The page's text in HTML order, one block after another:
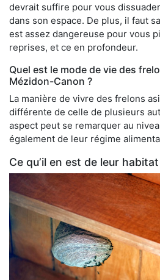
devrait suffire pour vous
dans son espace. De plus, il faut
est assez dangereuse pour vous
reprises, et ce en profondeur.
Quel est le mode de vie des
Mézidon-Canon ?
La manière de vivre des frelons
différente de celle de plusieurs
aspect peut se remarquer au
également de leur régime
Ce qu’il en est de leur habitat